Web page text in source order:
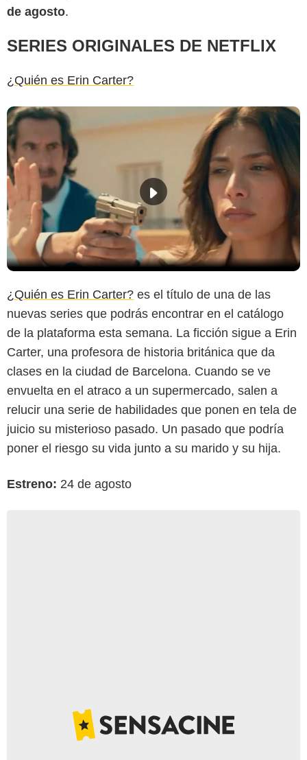
de agosto.
SERIES ORIGINALES DE NETFLIX
¿Quién es Erin Carter?
¿Quién es Erin Carter? es el título de una de las
nuevas series que podrás encontrar en el catálogo
de la plataforma esta semana. La ficción sigue a Erin
Carter, una profesora de historia británica que da
clases en la ciudad de Barcelona. Cuando se ve
envuelta en el atraco a un supermercado, salen a
relucir una serie de habilidades que ponen en tela de
juicio su misterioso pasado. Un pasado que podría
poner el riesgo su vida junto a su marido y su hija.
Estreno: 24 de agosto